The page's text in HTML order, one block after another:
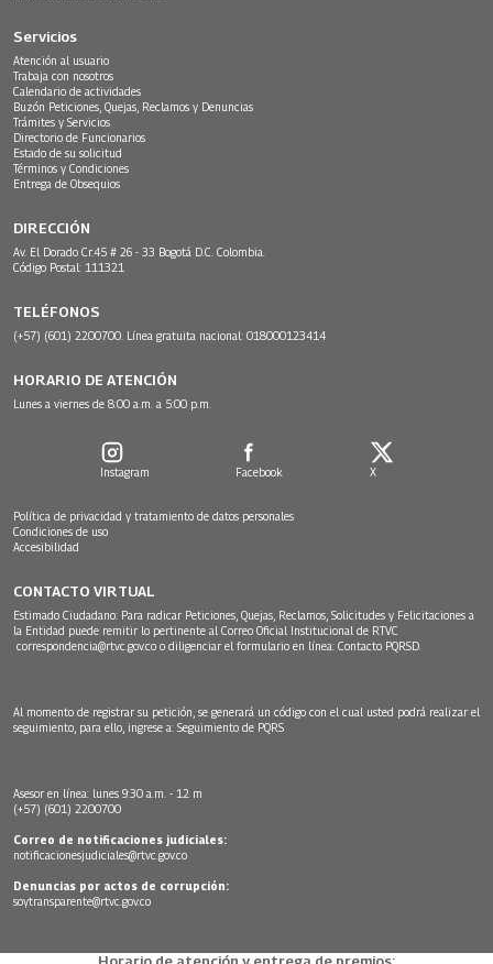
Servicios
Atención al usuario
Trabaja con nosotros
Calendario de actividades
Buzón Peticiones, Quejas, Reclamos y Denuncias
Trámites y Servicios
Directorio de Funcionarios
Estado de su solicitud
Términos y Condiciones
Entrega de Obsequios
DIRECCIÓN
Av. El Dorado Cr.45 # 26 - 33 Bogotá D.C. Colombia.
Código Postal: 111321
TELÉFONOS
(+57) (601) 2200700. Línea gratuita nacional: 018000123414
HORARIO DE ATENCIÓN
Lunes a viernes de 8:00 a.m. a 5:00 p.m.
Instagram Facebook X
Política de privacidad y tratamiento de datos personales
Condiciones de uso
Accesibilidad
CONTACTO VIRTUAL
Estimado Ciudadano: Para radicar Peticiones, Quejas, Reclamos, Solicitudes y Felicitaciones a
la Entidad puede remitir lo pertinente al Correo Oficial Institucional de RTVC
correspondencia@rtvc.gov.co o diligenciar el formulario en línea: Contacto PQRSD.
Al momento de registrar su petición, se generará un código con el cual usted podrá realizar el
seguimiento, para ello, ingrese a: Seguimiento de PQRS
Asesor en línea: lunes 9:30 a.m. - 12 m
(+57) (601) 2200700
Correo de notificaciones judiciales:
notificacionesjudiciales@rtvc.gov.co
Denuncias por actos de corrupción:
soytransparente@rtvc.gov.co